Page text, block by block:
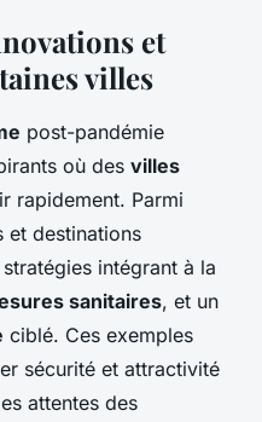
et
villes
post-pandémie
où des villes
rapidement. Parmi
et destinations
intégrant à la
sanitaires, et un
ciblé. Ces exemples
sécurité et attractivité
attentes des